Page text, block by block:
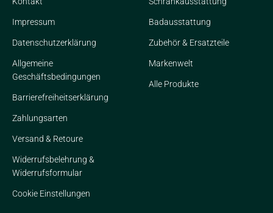
Impressum
Datenschutzerklärung
Allgemeine
Geschäftsbedingungen
Barrierefreiheitserklärung
Zahlungsarten
Versand & Retoure
Widerrufsbelehrung &
Widerrufsformular
Cookie Einstellungen
Badausstattung
Zubehör & Ersatzteile
Markenwelt
Alle Produkte